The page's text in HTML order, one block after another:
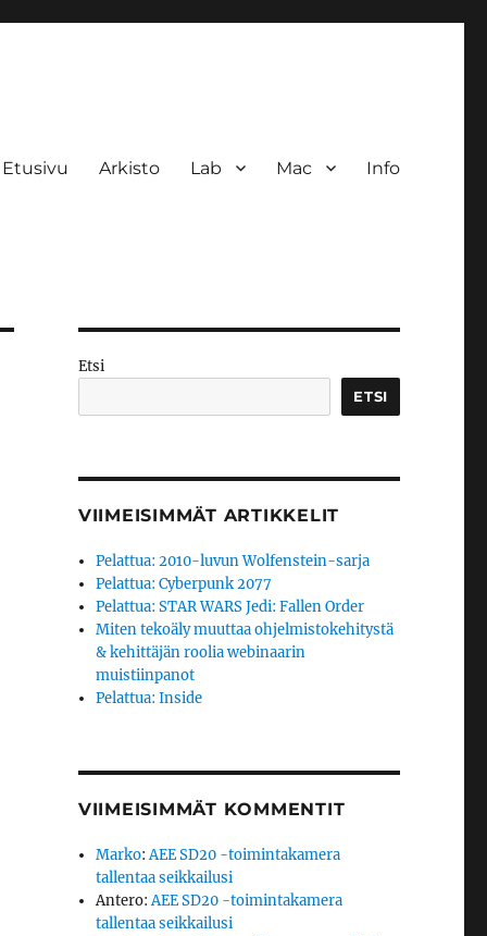
Etusivu Arkisto Lab Mac Info
Etsi
ETSI
VIIMEISIMMÄT ARTIKKELIT
Pelattua: 2010-luvun Wolfenstein-sarja
Pelattua: Cyberpunk 2077
Pelattua: STAR WARS Jedi: Fallen Order
Miten tekoäly muuttaa ohjelmistokehitystä
& kehittäjän roolia webinaarin
muistiinpanot
Pelattua: Inside
VIIMEISIMMÄT KOMMENTIT
Marko:AEE SD20 -toimintakamera
tallentaa seikkailusi
Antero:AEE SD20 -toimintakamera
tallentaa seikkailusi